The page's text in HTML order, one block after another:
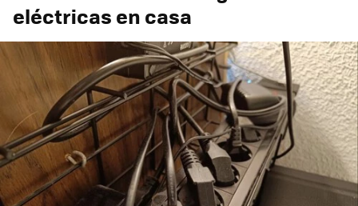
eléctricas en casa